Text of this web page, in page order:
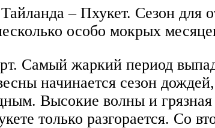
– Пхукет. Сезон для
особо мокрых
Самый жаркий период
начинается сезон
Высокие волны и
только разгорается. Со